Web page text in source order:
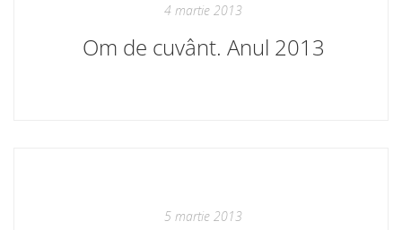
4 martie 2013
Om de cuvânt. Anul 2013
5 martie 2013